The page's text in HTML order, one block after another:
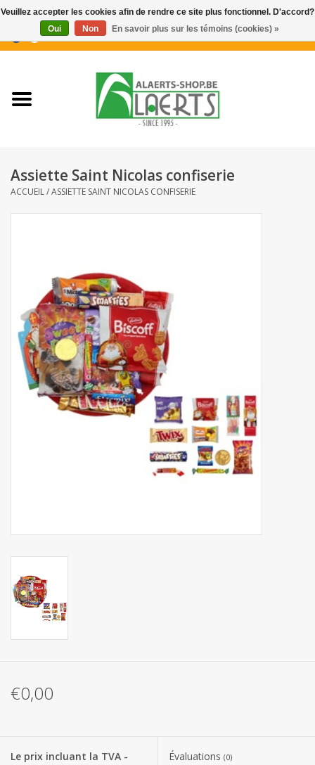
0 Articles - €0,00
Nouveautés
Biscuits pour le café
Biscuits apéritifs / Snacks salés
Botanicals
Bonbons pour la bonbonnière
Matériel d'emballage
Fournitures de bureau
Produits Covid-19
Assiette Saint Nicolas confiserie
ACCUEIL/ASSIETTE SAINT NICOLAS CONFISERIE
€0,00
Le prix incluant la TVA -
Évaluations (0)
Veuillez accepter les cookies afin de rendre ce site plus fonctionnel. D'accord?
Oui
Non En savoir plus sur les témoins (cookies) »